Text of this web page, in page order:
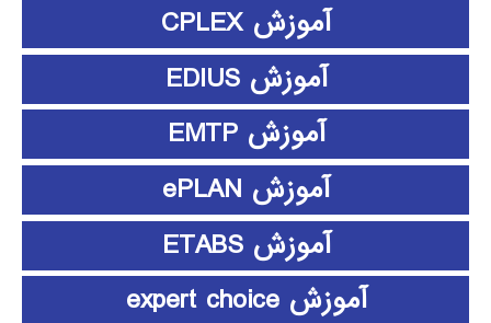
آموزش CPLEX
آموزش EDIUS
آموزش EMTP
آموزش ePLAN
آموزش ETABS
آموزش expert choice